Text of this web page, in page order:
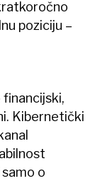
poziciju –
financijski,
Kibernetički
o